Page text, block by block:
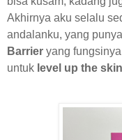
Akhirnya aku selalu
andalanku, yang
Barrier yang
untuk level up the